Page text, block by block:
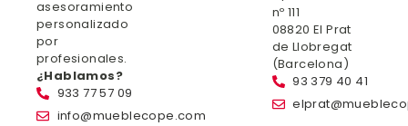
asesoramiento
personalizado
por
profesionales.
¿Hablamos?
933 77 57 09
info@mueblecope.com
nº 111
08820 El Prat
de Llobregat
(Barcelona)
93 379 40 41